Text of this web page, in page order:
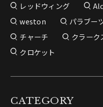
レッドウィング
weston
パラブー
チャーチ
クラーク
クロケット
CATEGORY